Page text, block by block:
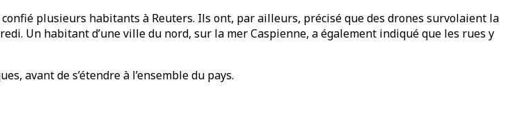
plusieurs habitants à Reuters. Ils ont, par ailleurs, précisé que des drones survolaient la
Un habitant d’une ville du nord, sur la mer Caspienne, a également indiqué que les rues y
avant de s’étendre à l’ensemble du pays.